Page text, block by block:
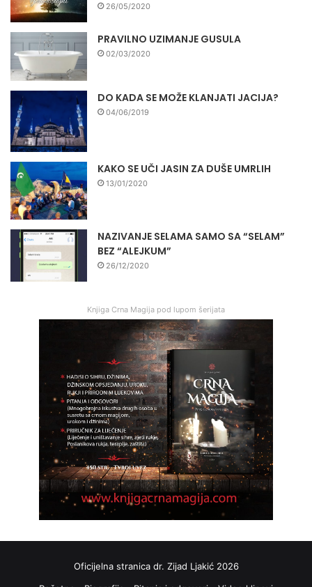
26/05/2020
PRAVILNO UZIMANJE GUSULA
02/03/2020
DO KADA SE MOŽE KLANJATI JACIJA?
04/06/2019
KAKO SE UČI JASIN ZA DUŠE UMRLIH
13/01/2020
NAZIVANJE SELAMA SAMO SA “SELAM”
BEZ “ALEJKUM”
26/12/2020
Knjiga Crna Magija pod lupom šerijata
Oficijelna stranica dr. Zijad Ljakić 2026